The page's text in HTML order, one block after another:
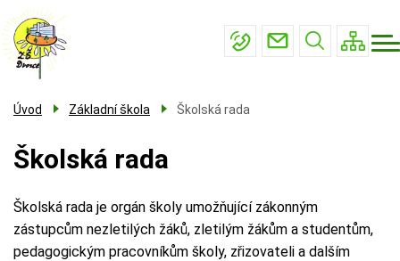
Přejít
k
hlavnímu
obsahu
Menu
navigace
Základní škola
Mateřská škola
Kontakty
Úvod Základní škola Školská rada
Školská rada
Školská rada je orgán školy umožňující zákonným
zástupcům nezletilých žáků, zletilým žákům a studentům,
pedagogickým pracovníkům školy, zřizovateli a dalším